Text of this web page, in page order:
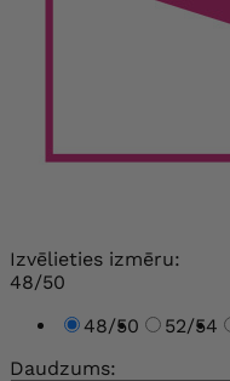
Izvēlieties izmēru:
48/50
48/50
52/54
Daudzums: